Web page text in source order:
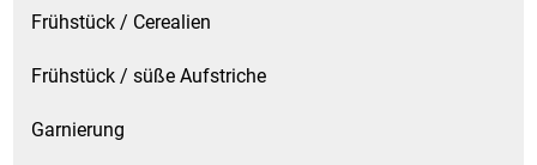
Frühstück / Cerealien
Frühstück / süße Aufstriche
Garnierung